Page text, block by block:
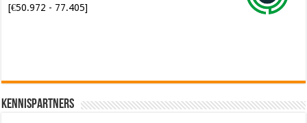
[€50.972 - 77.405]
Kennispartners